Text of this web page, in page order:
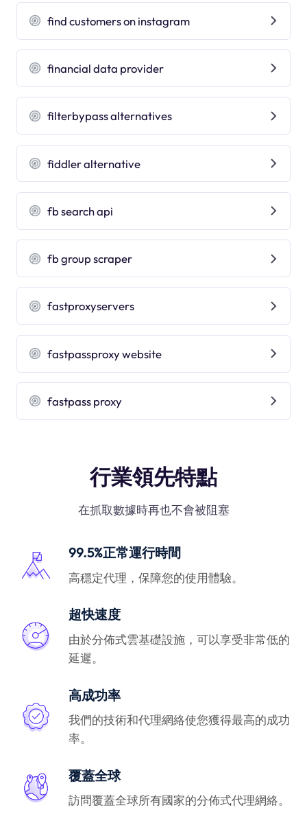
find customers on instagram
financial data provider
filterbypass alternatives
fiddler alternative
fb search api
fb group scraper
fastproxyservers
fastpassproxy website
fastpass proxy
行業領先特點
在抓取數據時再也不會被阻塞
99.5%正常運行時間
高穩定代理，保障您的使用體驗。
超快速度
由於分佈式雲基礎設施，可以享受非常低的
延遲。
高成功率
我們的技術和代理網絡使您獲得最高的成功
率。
覆蓋全球
訪問覆蓋全球所有國家的分佈式代理網絡。